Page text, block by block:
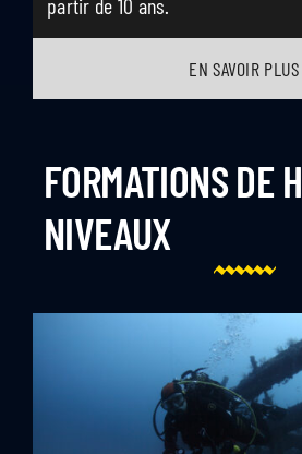
EN SAVOIR PLUS
FORMATIONS DE
NIVEAUX